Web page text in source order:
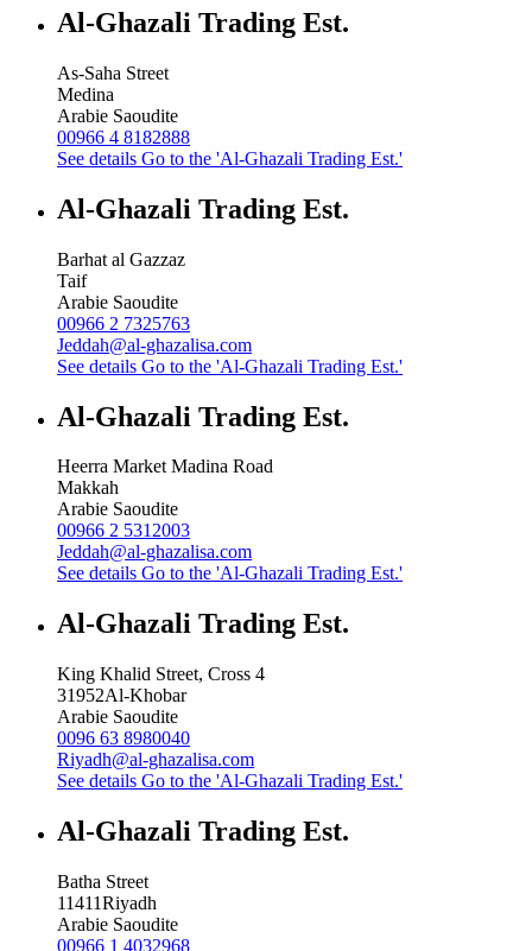
Al-Ghazali Trading Est.
As-Saha Street
Medina
Arabie Saoudite
00966 4 8182888
See details Go to the 'Al-Ghazali Trading Est.'
Al-Ghazali Trading Est.
Barhat al Gazzaz
Taif
Arabie Saoudite
00966 2 7325763
Jeddah@al-ghazalisa.com
See details Go to the 'Al-Ghazali Trading Est.'
Al-Ghazali Trading Est.
Heerra Market Madina Road
Makkah
Arabie Saoudite
00966 2 5312003
Jeddah@al-ghazalisa.com
See details Go to the 'Al-Ghazali Trading Est.'
Al-Ghazali Trading Est.
King Khalid Street, Cross 4
31952Al-Khobar
Arabie Saoudite
0096 63 8980040
Riyadh@al-ghazalisa.com
See details Go to the 'Al-Ghazali Trading Est.'
Al-Ghazali Trading Est.
Batha Street
11411Riyadh
Arabie Saoudite
00966 1 4032968